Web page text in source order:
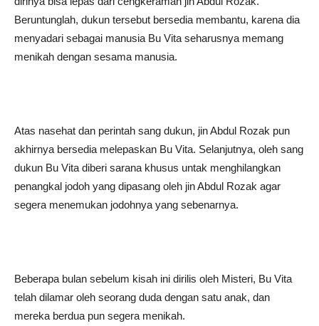
Beruntunglah, dukun tersebut bersedia membantu, karena dia
menyadari sebagai manusia Bu Vita seharusnya memang
menikah dengan sesama manusia.
Atas nasehat dan perintah sang dukun, jin Abdul Rozak pun
akhirnya bersedia melepaskan Bu Vita. Selanjutnya, oleh sang
dukun Bu Vita diberi sarana khusus untak menghilangkan
penangkal jodoh yang dipasang oleh jin Abdul Rozak agar
segera menemukan jodohnya yang sebenarnya.
Beberapa bulan sebelum kisah ini dirilis oleh Misteri, Bu Vita
telah dilamar oleh seorang duda dengan satu anak, dan
mereka berdua pun segera menikah.